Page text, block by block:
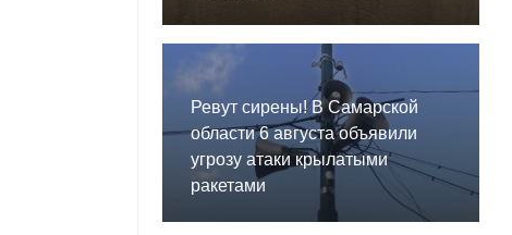
Ревут сирены! В Самарской
области 6 августа объявили
угрозу атаки крылатыми
ракетами